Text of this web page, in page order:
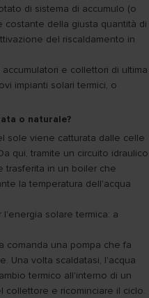
di sistema di accumulo (o
della giusta quantità di
del riscaldamento in
e collettori di ultima
impianti solari termici, o
o naturale?
sole viene catturata dalle celle
qui, tramite un circuito idraulico
trasferita in un boiler che
la temperatura dell'acqua
solare termica: a
comanda una pompa che fa
Una volta scaldatasi, l'acqua
termico all'interno di un
collettore e ricominciare il ciclo.